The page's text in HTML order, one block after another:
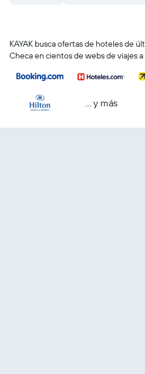
KAYAK busca ofertas de hoteles de
Checa en cientos de webs de viajes a
… y más